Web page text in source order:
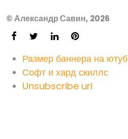
© Александр Савин, 2026
Размер баннера на ютуб
Софт и хард скиллс
Unsubscribe url